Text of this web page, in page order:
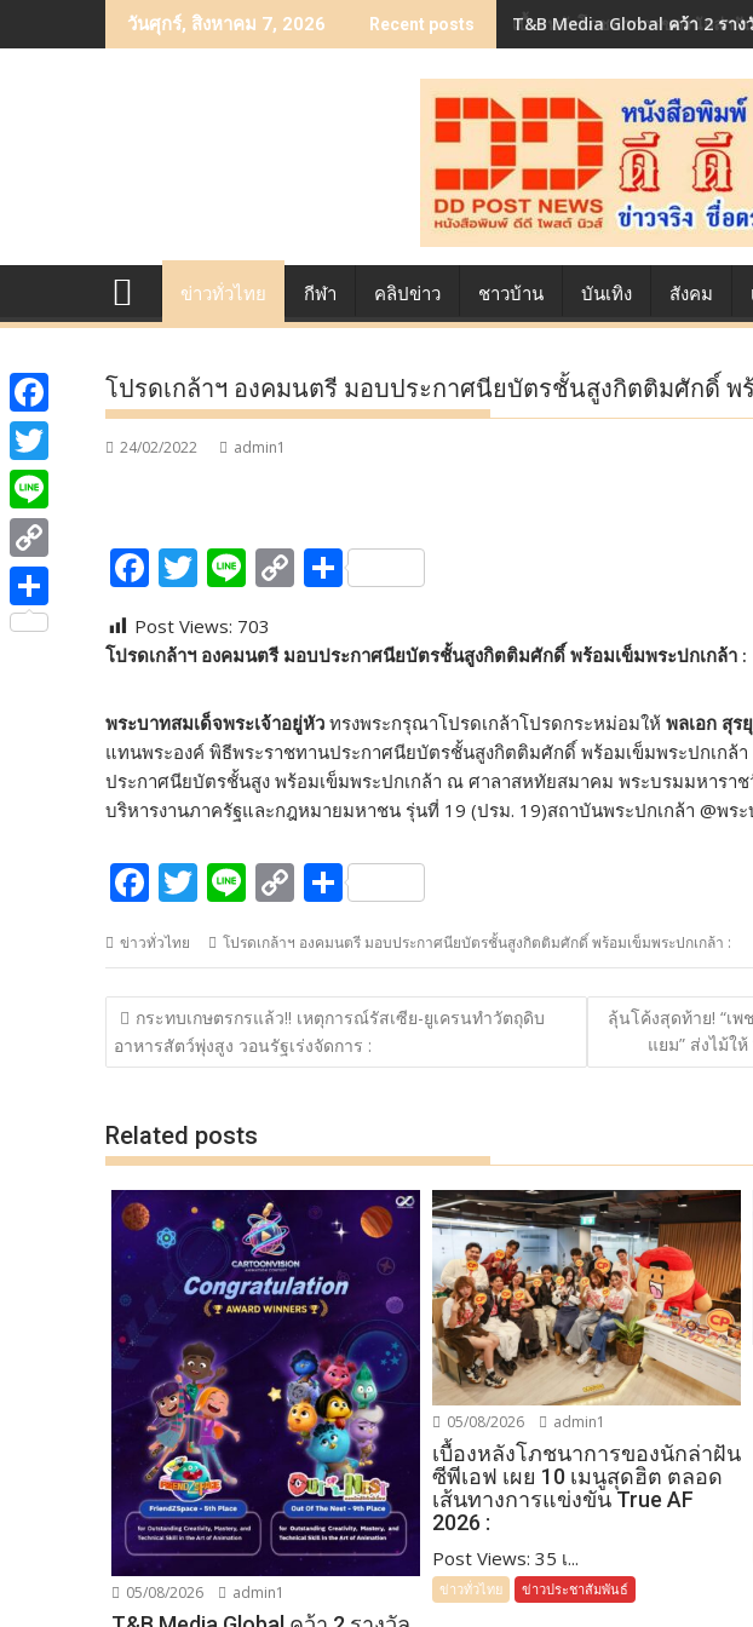
to
วันศุกร์, สิงหาคม 7, 2026 Recent posts เบื้องหลังโภชนาการของนักล่าฝั
ข่าวทั่วไทย กีฬา คลิปข่าว ชาวบ้าน บันเทิง สังคม
โปรดเกล้าฯ องคมนตรี มอบประกาศนียบัตรชั้นสูงกิตติมศักดิ์ พ
24/02/2022 admin1
F
e
o
o
k
T
itt
Li
e
C
p
Li
n
k
S
ar
Post Views: 703
โปรดเกล้าฯ องคมนตรี มอบประกาศนียบัตรชั้นสูงกิตติมศักดิ์ พร้อมเข็มพระปกเกล้า :
พระบาทสมเด็จพระเจ้าอยู่หัว ทรงพระกรุณาโปรดเกล้าโปรดกระหม่อมให้ พลเอก สุร
แทนพระองค์ พิธีพระราชทานประกาศนียบัตรชั้นสูงกิตติมศักดิ์ พร้อมเข็มพระปกเกล้
ประกาศนียบัตรชั้นสูง พร้อมเข็มพระปกเกล้า ณ ศาลาสหทัยสมาคม พระบรมมหารา
บริหารงานภาครัฐและกฎหมายมหาชน รุ่นที่ 19 (ปรม. 19)สถาบันพระปกเกล้า @พร
F
ac
e
b
o
o
k
T
w
itt
er
Li
e
C
p
y
Li
n
S
h
ar
e
ข่าวทั่วไทย โปรดเกล้าฯ องคมนตรี มอบประกาศนียบัตรชั้นสูงกิตติมศักดิ์ พร้อมเข็มพระปกเกล้า :
แนะแนว
เรื่อง
กระทบเกษตรกรแล้ว!! เหตุการณ์รัสเซีย-ยูเครนทำวัตถุดิบ
อาหารสัตว์พุ่งสูง วอนรัฐเร่งจัดการ :
ลุ้นโค้งสุดท้าย! “เพ
แยม” ส่งไม้ใ
Related posts
05/08/2026 admin1
05/08/2026 admin1
เบื้องหลังโภชนาการของนักล่าฝัน
ซีพีเอฟ เผย 10 เมนูสุดฮิต ตลอด
เส้นทางการแข่งขัน True AF
2026 :
Post Views: 35 เ...
ข่าวทั่วไทย ข่าวประชาสัมพันธ์
F
a
c
e
b
o
T
w
i
t
t
L
i
n
C
o
S